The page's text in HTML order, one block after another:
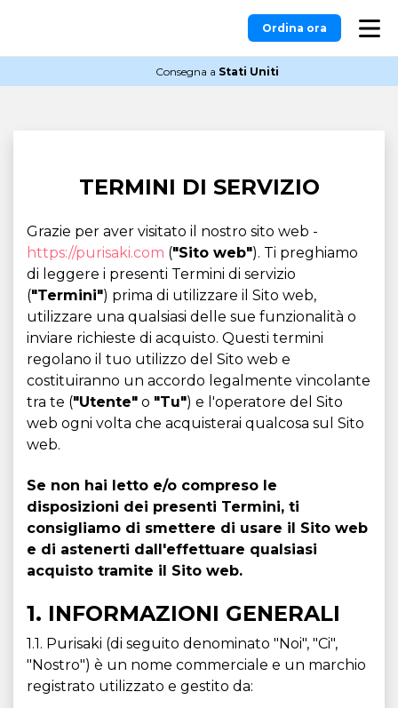
Ordina ora
Consegna a Stati Uniti
TERMINI DI SERVIZIO
Grazie per aver visitato il nostro sito web -
https://purisaki.com ("Sito web"). Ti preghiamo
di leggere i presenti Termini di servizio
("Termini") prima di utilizzare il Sito web,
utilizzare una qualsiasi delle sue funzionalità o
inviare richieste di acquisto. Questi termini
regolano il tuo utilizzo del Sito web e
costituiranno un accordo legalmente vincolante
tra te ("Utente" o "Tu") e l'operatore del Sito
web ogni volta che acquisterai qualcosa sul Sito
web.
Se non hai letto e/o compreso le
disposizioni dei presenti Termini, ti
consigliamo di smettere di usare il Sito web
e di astenerti dall'effettuare qualsiasi
acquisto tramite il Sito web.
1. INFORMAZIONI GENERALI
1.1. Purisaki (di seguito denominato "Noi", "Ci",
"Nostro") è un nome commerciale e un marchio
registrato utilizzato e gestito da: